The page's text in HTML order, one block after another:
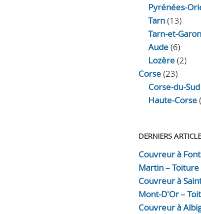
Pyrénées-
Tarn(13)
Tarn-et-
Aude(6)
Lozère(2)
Corse(23)
Corse-du-Sud
Haute-Corse
DERNIERS
Couvreur à
Martin –
Couvreur à
Mont-D'Or –
Couvreur à